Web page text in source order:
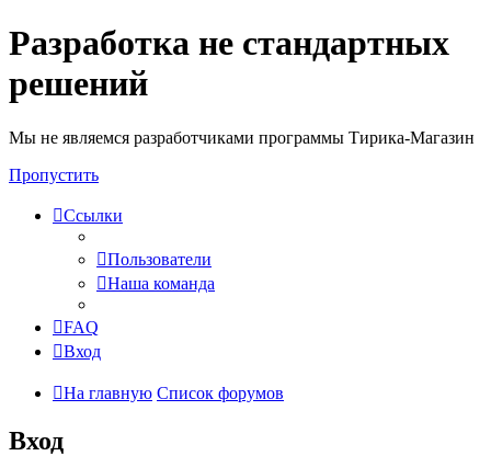
Разработка не стандартных
решений
Мы не являемся разработчиками программы Тирика-Магазин
Пропустить
Ссылки
Пользователи
Наша команда
FAQ
Вход
На главную Список форумов
Вход